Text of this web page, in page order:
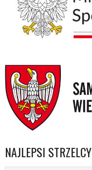
NAJLEPSI STRZELCY